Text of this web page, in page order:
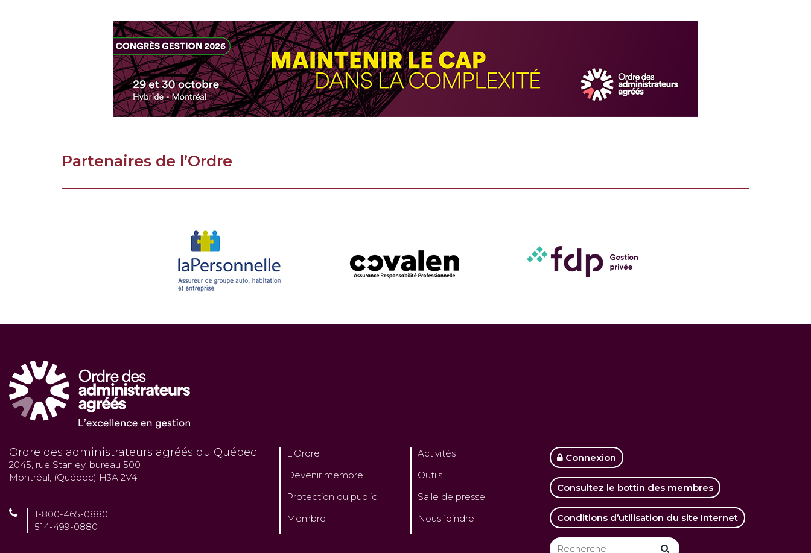
Partenaires de l’Ordre
Ordre des administrateurs agréés du Québec
2045, rue Stanley, bureau 500
Montréal, (Québec) H3A 2V4
1-800-465-0880
514-499-0880
L'Ordre
Devenir membre
Protection du public
Membre
Activités
Outils
Salle de presse
Nous joindre
Connexion
Consultez le bottin des membres
Conditions d’utilisation du site Internet